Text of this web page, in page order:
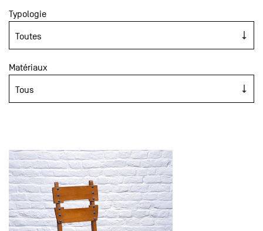
Typologie
Matériaux